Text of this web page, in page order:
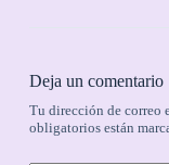
Deja un comentario
Tu dirección de correo
obligatorios están